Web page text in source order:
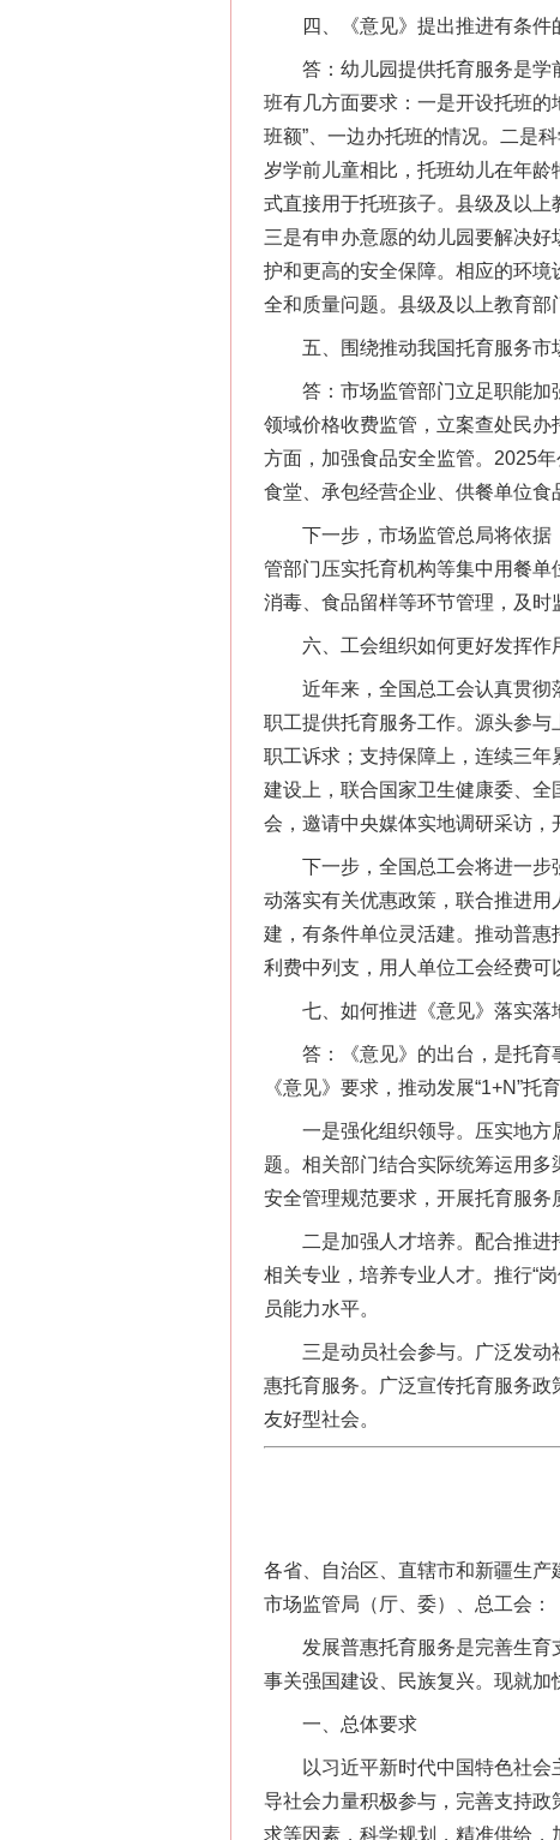
四、《意见》提出推进有条件
答：幼儿园提供托育服务是学前
班有几方面要求：一是开设托班
班额”、一边办托班的情况。二是
岁学前儿童相比，托班幼儿在年
式直接用于托班孩子。县级及以上
三是有申办意愿的幼儿园要解决
护和更高的安全保障。相应的环
全和质量问题。县级及以上教育部
五、围绕推动我国托育服务市
答：市场监管部门立足职能加强
领域价格收费监管，立案查处民
方面，加强食品安全监管。2025
食堂、承包经营企业、供餐单位食
下一步，市场监管总局将依据《
管部门压实托育机构等集中用餐
消毒、食品留样等环节管理，及时
六、工会组织如何更好发挥作
近年来，全国总工会认真贯彻落
职工提供托育服务工作。源头参
职工诉求；支持保障上，连续三
建设上，联合国家卫生健康委、
会，邀请中央媒体实地调研采访，
下一步，全国总工会将进一步强
动落实有关优惠政策，联合推进
建，有条件单位灵活建。推动普
利费中列支，用人单位工会经费可
七、如何推进《意见》落实落
答：《意见》的出台，是托育事
《意见》要求，推动发展“1+N”托
一是强化组织领导。压实地方属
题。相关部门结合实际统筹运用
安全管理规范要求，开展托育服务
二是加强人才培养。配合推进托
相关专业，培养专业人才。推行“
员能力水平。
三是动员社会参与。广泛发动社
惠托育服务。广泛宣传托育服务
友好型社会。
各省、自治区、直辖市和新疆生产
市场监管局（厅、委）、总工会：
发展普惠托育服务是完善生育支
事关强国建设、民族复兴。现就加
一、总体要求
以习近平新时代中国特色社会主
导社会力量积极参与，完善支持
求等因素，科学规划，精准供给